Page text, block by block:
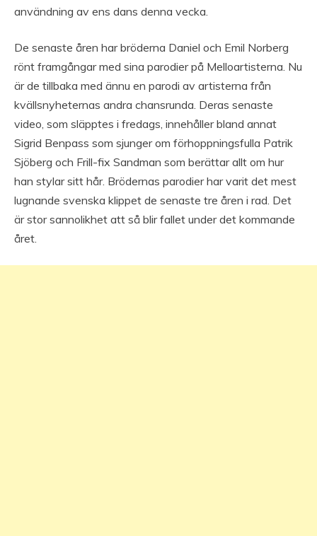
användning av ens dans denna vecka.
De senaste åren har bröderna Daniel och Emil Norberg
rönt framgångar med sina parodier på Melloartisterna. Nu
är de tillbaka med ännu en parodi av artisterna från
kvällsnyheternas andra chansrunda. Deras senaste
video, som släpptes i fredags, innehåller bland annat
Sigrid Benpass som sjunger om förhoppningsfulla Patrik
Sjöberg och Frill-fix Sandman som berättar allt om hur
han stylar sitt hår. Brödernas parodier har varit det mest
lugnande svenska klippet de senaste tre åren i rad. Det
är stor sannolikhet att så blir fallet under det kommande
året.